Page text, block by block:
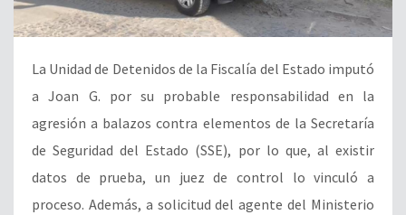
La Unidad de Detenidos de la Fiscalía del Estado imputó
a Joan G. por su probable responsabilidad en la
agresión a balazos contra elementos de la Secretaría
de Seguridad del Estado (SSE), por lo que, al existir
datos de prueba, un juez de control lo vinculó a
proceso. Además, a solicitud del agente del Ministerio